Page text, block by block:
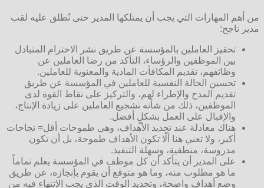
من أهم المهارات التي يجب أن يمتلكها المدير حتى نُطلق عليه لقب
مدير ناجح:
تحفيز العاملين بالمؤسسة عن طريق نشر الاحترام المتبادل
بين الموظفين والرؤساء، التأكد من رضا العاملين عن
وظائفهم، تقديم المكافأت المادية والمعنوية للعاملين.
تحسين الحالة النفسية للعاملين في المؤسسة عن طريق
تقديم المدح والإطراء لهم، والتركيز على نقاط القوة لدى
الموظفين، ذلك من شأنه تشجيع العاملين على زيادة الإنتاج،
والإقبال على العمل بشكلٍ أفضل.
هناك معادلة عند تحديد الأهداف، وهي طموحات أقل= نجاحات
أكبر، ولا تعني هنا ألّا تكون الأهداف طموحة، بل أن تكون
مدروسة، منطقية، وسهلة التنفيذ.
على المدير أن يتأكد أن كل موظف في المؤسسة يعلم تماماً
ما هو مطلوب منه، وما هو متوقع أن يقوم بإنجازه، عن طريق
وضع أهداف واضحة، وتحديد الوقت الذي يجب الانتهاء فيه من